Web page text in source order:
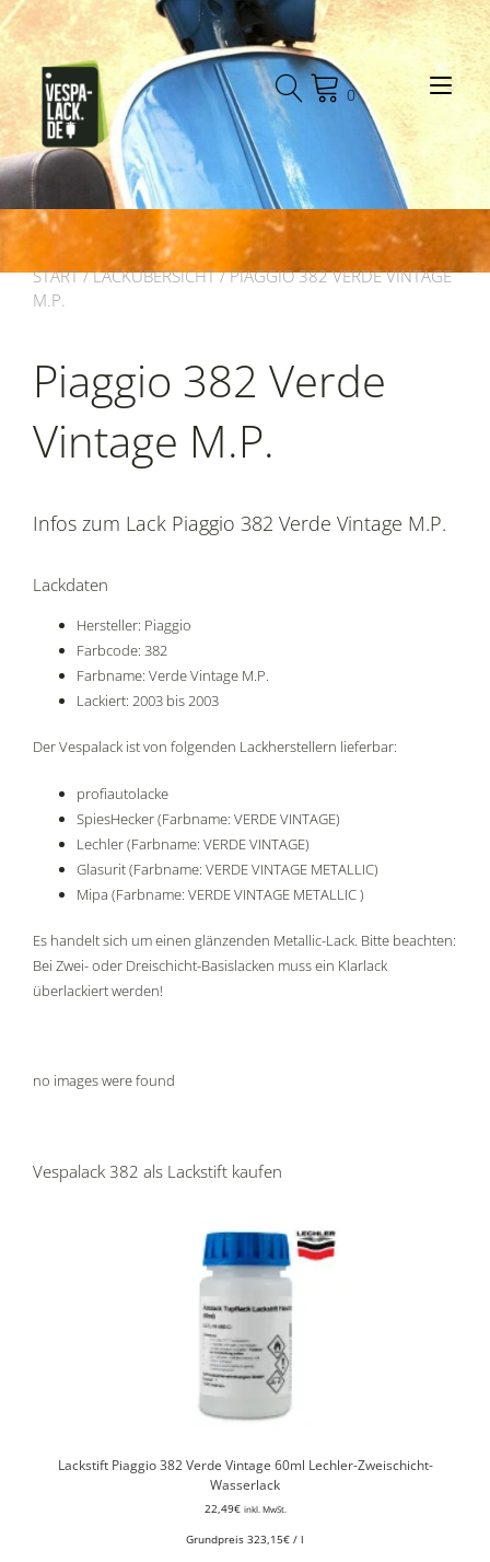
Zum
Inhalt
springen
0
START/LACKÜBERSICHT/ PIAGGIO 382 VERDE VINTAGE
M.P.
Piaggio 382 Verde
Vintage M.P.
Infos zum Lack Piaggio 382 Verde Vintage M.P.
Lackdaten
Hersteller: Piaggio
Farbcode: 382
Farbname: Verde Vintage M.P.
Lackiert: 2003 bis 2003
Der Vespalack ist von folgenden Lackherstellern lieferbar:
profiautolacke
SpiesHecker (Farbname: VERDE VINTAGE)
Lechler (Farbname: VERDE VINTAGE)
Glasurit (Farbname: VERDE VINTAGE METALLIC)
Mipa (Farbname: VERDE VINTAGE METALLIC )
Es handelt sich um einen glänzenden Metallic-Lack. Bitte beachten:
Bei Zwei- oder Dreischicht-Basislacken muss ein Klarlack
überlackiert werden!
no images were found
Vespalack 382 als Lackstift kaufen
Lackstift Piaggio 382 Verde Vintage 60ml Lechler-Zweischicht-
Wasserlack
22,49€ inkl. MwSt.
Grundpreis 323,15€ / l